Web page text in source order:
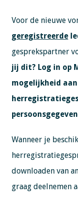
Voor de nieuwe
geregistreerde
gesprekspartner
jij dit? Log in op
mogelijkheid
Wanneer je
downloaden van
graag deelnemen